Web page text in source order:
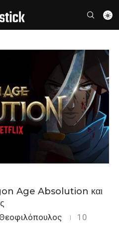
Age Absolution και
10